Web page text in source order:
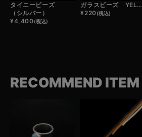
タイニービーズ
（シルバー）
¥4,400(税込)
ガラスビーズ YELLOW （1粒）
¥220(税込)
RECOMMEND ITEM